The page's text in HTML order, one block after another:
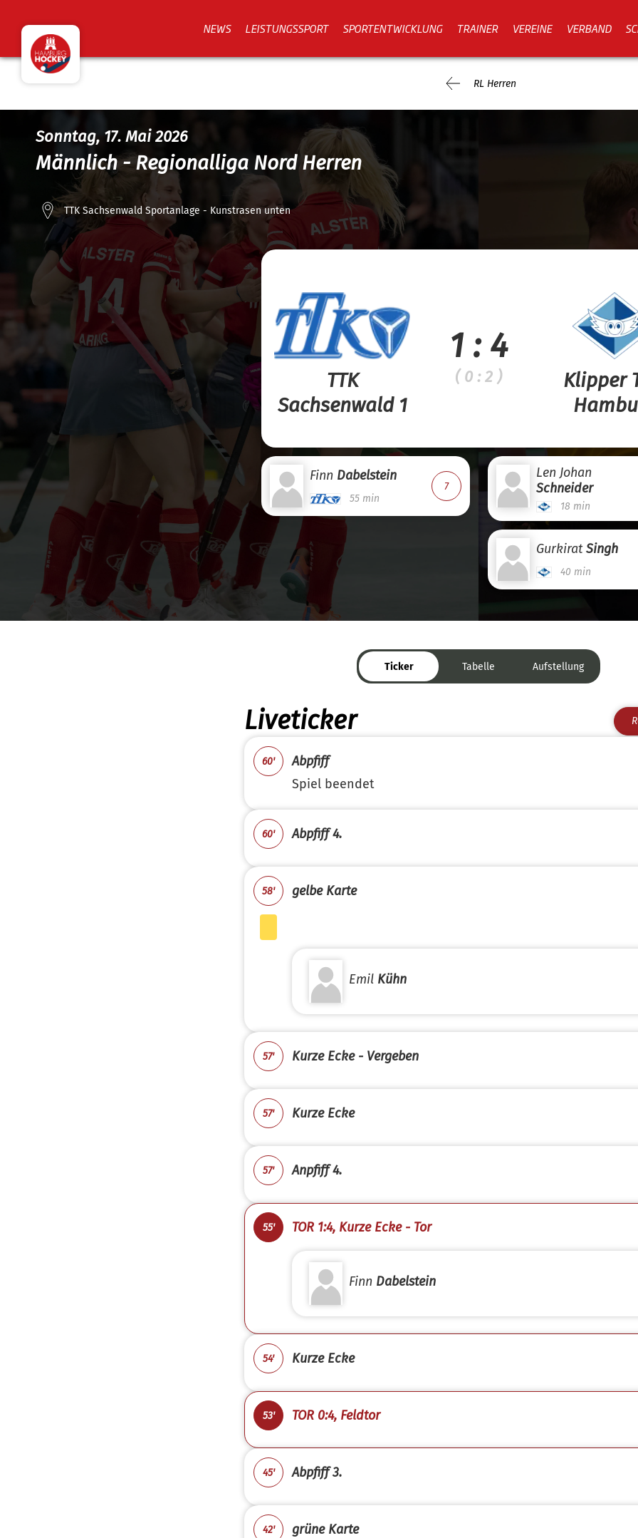
NEWS LEISTUNGSSPORT SPORTENTWICKLUNG TRAINER VEREINE VERBAND
RL Herren
Sonntag, 17. Mai 2026
Männlich - Regionalliga Nord Herren
TTK Sachsenwald Sportanlage - Kunstrasen unten
TTK
Sachsenwald 1
1 : 4
( 0 : 2 )
Klipper
Len Johan
Schneider
18 min
GurkiratSingh
40 min
Finn Dabelstein
55 min
7
Ticker Tabelle Aufstellung
Liveticker
60'
Abpfiff
Spiel beendet
60' Abpfiff 4.
58' gelbe Karte
Emil Kühn
57' Kurze Ecke - Vergeben
57' Kurze Ecke
57' Anpfiff 4.
55' TOR 1:4, Kurze Ecke - Tor
Finn Dabelstein
54' Kurze Ecke
53' TOR 0:4, Feldtor
45' Abpfiff 3.
42' grüne Karte